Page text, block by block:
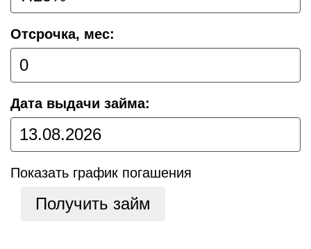
Отсрочка, мес:
Дата выдачи займа:
Показать график погашения
Получить займ